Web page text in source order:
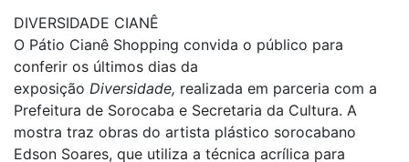
DIVERSIDADE CIANÊ
O Pátio Cianê Shopping convida o público para
conferir os últimos dias da
exposição Diversidade, realizada em parceria com a
Prefeitura de Sorocaba e Secretaria da Cultura. A
mostra traz obras do artista plástico sorocabano
Edson Soares, que utiliza a técnica acrílica para